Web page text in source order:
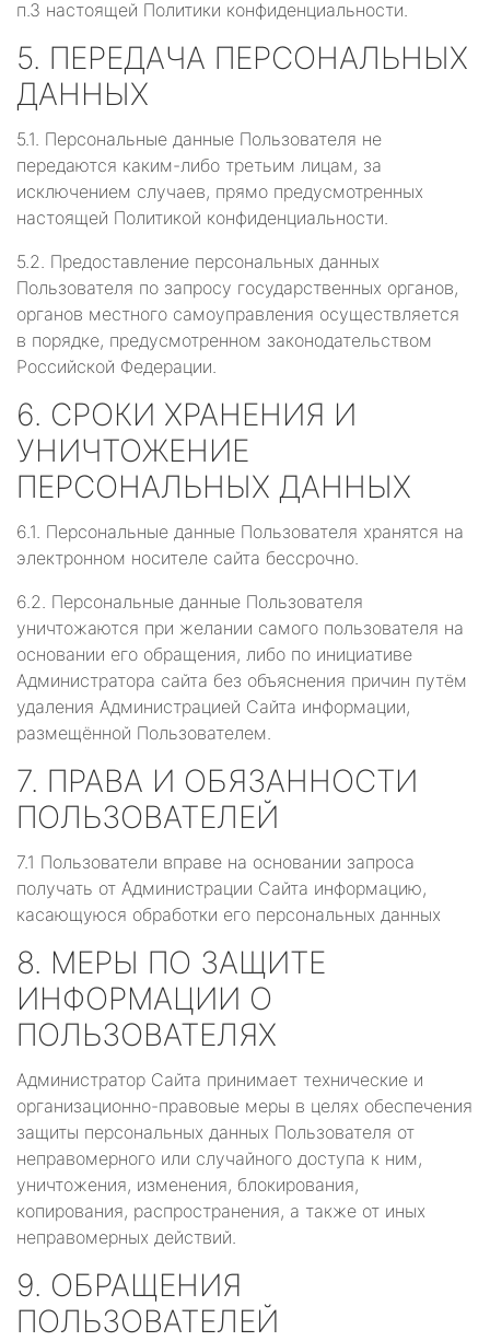
п.3 настоящей Политики конфиденциальности.
5. ПЕРЕДАЧА ПЕРСОНАЛЬНЫХ
ДАННЫХ
5.1. Персональные данные Пользователя не
передаются каким-либо третьим лицам, за
исключением случаев, прямо предусмотренных
настоящей Политикой конфиденциальности.
5.2. Предоставление персональных данных
Пользователя по запросу государственных органов,
органов местного самоуправления осуществляется
в порядке, предусмотренном законодательством
Российской Федерации.
6. СРОКИ ХРАНЕНИЯ И
УНИЧТОЖЕНИЕ
ПЕРСОНАЛЬНЫХ ДАННЫХ
6.1. Персональные данные Пользователя хранятся на
электронном носителе сайта бессрочно.
6.2. Персональные данные Пользователя
уничтожаются при желании самого пользователя на
основании его обращения, либо по инициативе
Администратора сайта без объяснения причин путём
удаления Администрацией Сайта информации,
размещённой Пользователем.
7. ПРАВА И ОБЯЗАННОСТИ
ПОЛЬЗОВАТЕЛЕЙ
7.1 Пользователи вправе на основании запроса
получать от Администрации Сайта информацию,
касающуюся обработки его персональных данных
8. МЕРЫ ПО ЗАЩИТЕ
ИНФОРМАЦИИ О
ПОЛЬЗОВАТЕЛЯХ
Администратор Сайта принимает технические и
организационно-правовые меры в целях обеспечения
защиты персональных данных Пользователя от
неправомерного или случайного доступа к ним,
уничтожения, изменения, блокирования,
копирования, распространения, а также от иных
неправомерных действий.
9. ОБРАЩЕНИЯ
ПОЛЬЗОВАТЕЛЕЙ